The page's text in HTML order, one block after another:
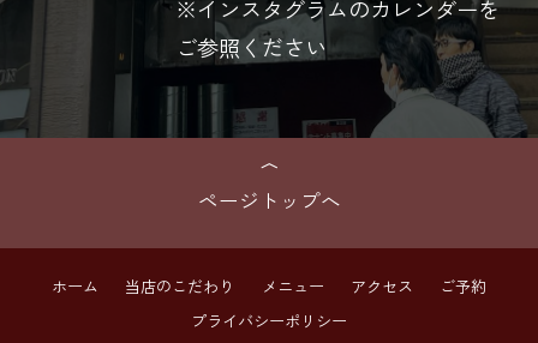
※インスタグラムのカレンダーを
ご参照ください
ページトップへ
ホーム 当店のこだわり メニュー アクセス
ご予約
プライバシーポリシー